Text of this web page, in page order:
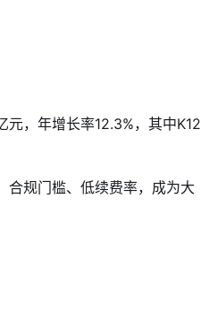
，年增长率12.3%，其中K12
合规门槛、低续费率，成为大